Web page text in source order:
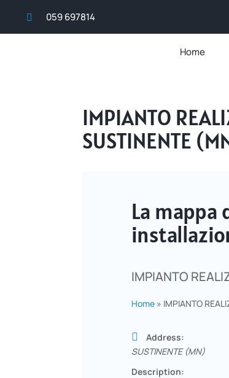
 059 697814
Home
IMPIANTO
SUSTINENTE
La
IMPIANTO
Home» IMPIANTO
Address:
SUSTINENTE (MN)
Description: